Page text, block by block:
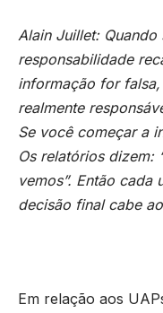
Alain Juillet:
responsabilidade
informação for
realmente
Se você começar a
Os relatórios dizem:
vemos”. Então
decisão final cabe
Em relação aos